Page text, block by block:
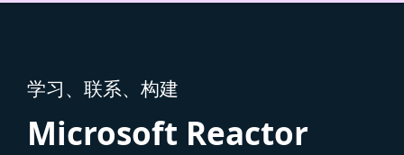
学习、联系、构建
Microsoft Reactor